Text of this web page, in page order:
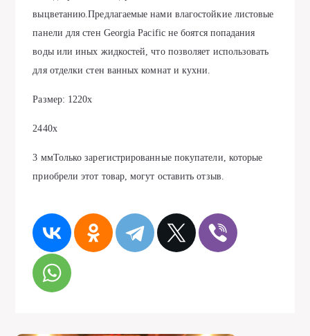
выцветанию.Предлагаемые нами влагостойкие листовые
панели для стен Georgia Рacific не боятся попадания
воды или иных жидкостей, что позволяет использовать
для отделки стен ванных комнат и кухни.
Размер: 1220х
2440х
3 ммТолько зарегистрированные покупатели, которые
приобрели этот товар, могут оставить отзыв.